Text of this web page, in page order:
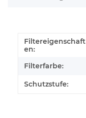
Filtereigenschaft
en:
Filterfarbe:
Schutzstufe: